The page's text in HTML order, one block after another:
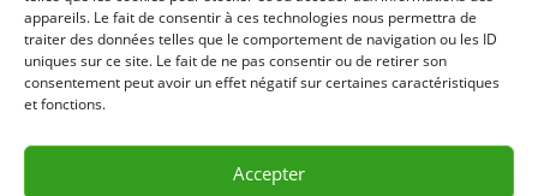
appareils. Le fait de consentir à ces technologies nous permettra de
traiter des données telles que le comportement de navigation ou les ID
uniques sur ce site. Le fait de ne pas consentir ou de retirer son
consentement peut avoir un effet négatif sur certaines caractéristiques
et fonctions.
Accepter
440.00$ – Fin de Semaine*
*Une limite d’heure s’applique au
tarif
LLLKX018-1 – R25-01